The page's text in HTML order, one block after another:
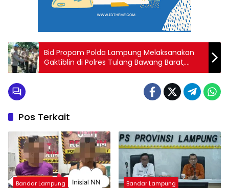
Bid Propam Polda Lampung Melaksanakan
Gaktiblin di Polres Tulang Bawang Barat,
Guna Meningkatkan Kedisiplinan Anggota
Pos Terkait
Bandar Lampung Bandar Lampung